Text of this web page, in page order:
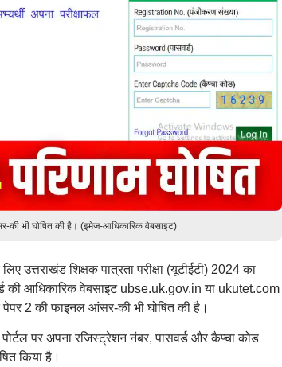
भी घोषित की है। (इमेज-आधिकारिक वेबसाइट)
शिक्षक पात्रता परीक्षा (यूटीईटी) 2024 का
की आधिकारिक वेबसाइट ubse.uk.gov.in या ukutet.com
2 की फाइनल आंसर-की भी घोषित की है।
पर अपना रजिस्ट्रेशन नंबर, पासवर्ड और कैप्चा कोड
किया है।